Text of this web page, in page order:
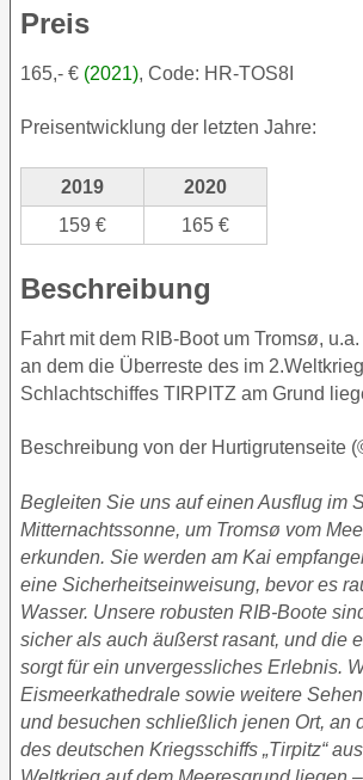
Preis
165,- € (2021), Code: HR-TOS8I
Preisentwicklung der letzten Jahre:
2019
2020
159 €
165 €
Beschreibung
Fahrt mit dem RIB-Boot um Tromsø,
an dem die Überreste des im
Schlachtschiffes TIRPITZ am Grund
Beschreibung von der Hurtigrutenseite
Begleiten Sie uns auf einen Ausflug im
Mitternachtssonne, um Tromsø vom
erkunden. Sie werden am Kai
eine Sicherheitseinweisung, bevor es
Wasser. Unsere robusten RIB-Boote
sicher als auch äußerst rasant, und die
sorgt für ein unvergessliches Erlebnis.
Eismeerkathedrale sowie weitere
und besuchen schließlich jenen Ort, an
des deutschen Kriegsschiffs „Tirpitz“